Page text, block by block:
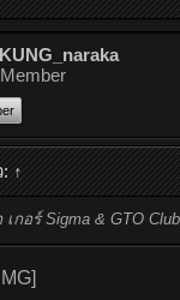
↑
กอร์ Sigma & GTO